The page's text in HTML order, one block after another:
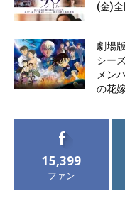
(金)
劇場
シー
メン
の花
15,399
ファン